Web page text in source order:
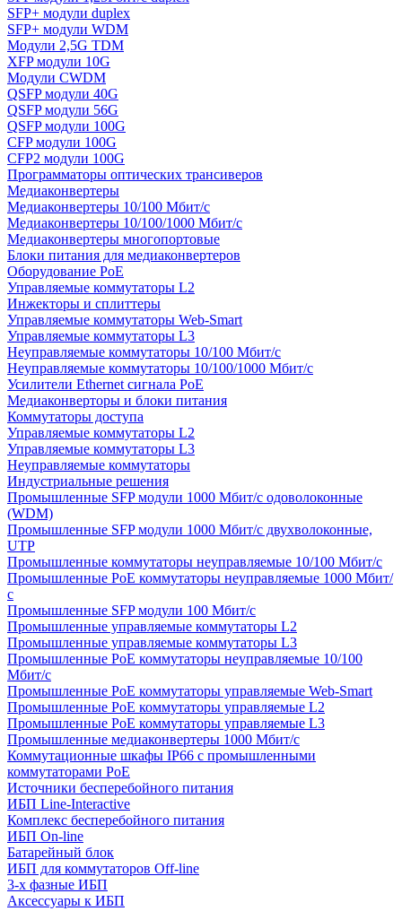
SFP+ модули duplex
SFP+ модули WDM
Модули 2,5G TDM
XFP модули 10G
Модули CWDM
QSFP модули 40G
QSFP модули 56G
QSFP модули 100G
CFP модули 100G
CFP2 модули 100G
Программаторы оптических трансиверов
Медиаконвертеры
Медиаконвертеры 10/100 Мбит/с
Медиаконвертеры 10/100/1000 Мбит/c
Медиаконвертеры многопортовые
Блоки питания для медиаконвертеров
Оборудование PoE
Управляемые коммутаторы L2
Инжекторы и сплиттеры
Управляемые коммутаторы Web-Smart
Управляемые коммутаторы L3
Неуправляемые коммутаторы 10/100 Мбит/с
Неуправляемые коммутаторы 10/100/1000 Мбит/с
Усилители Ethernet сигнала PoE
Медиаконверторы и блоки питания
Коммутаторы доступа
Управляемые коммутаторы L2
Управляемые коммутаторы L3
Неуправляемые коммутаторы
Индустриальные решения
Промышленные SFP модули 1000 Мбит/c одоволоконные
(WDM)
Промышленные SFP модули 1000 Мбит/c двухволоконные,
UTP
Промышленные коммутаторы неуправляемые 10/100 Мбит/с
Промышленные PoE коммутаторы неуправляемые 1000 Мбит/
с
Промышленные SFP модули 100 Мбит/c
Промышленные управляемые коммутаторы L2
Промышленные управляемые коммутаторы L3
Промышленные PoE коммутаторы неуправляемые 10/100
Мбит/с
Промышленные PoE коммутаторы управляемые Web-Smart
Промышленные PoE коммутаторы управляемые L2
Промышленные PoE коммутаторы управляемые L3
Промышленные медиаконвертеры 1000 Мбит/с
Коммутационные шкафы IP66 c промышленными
коммутаторами PoE
Источники бесперебойного питания
ИБП Line-Interactive
Комплекс бесперебойного питания
ИБП On-line
Батарейный блок
ИБП для коммутаторов Off-line
3-х фазные ИБП
Аксессуары к ИБП